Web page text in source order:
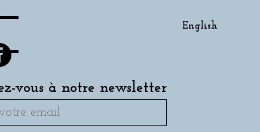
vous à notre newsletter
English